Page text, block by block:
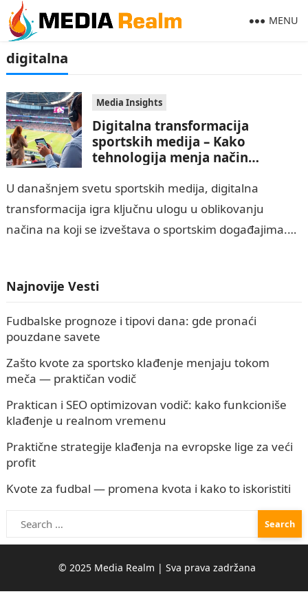
MENU
digitalna
Media Insights
Digitalna transformacija
sportskih medija – Kako
tehnologija menja način
U današnjem svetu sportskih medija, digitalna
transformacija igra ključnu ulogu u oblikovanju
načina na koji se izveštava o sportskim događajima.
Najnovije Vesti
Fudbalske prognoze i tipovi dana: gde pronaći
pouzdane savete
Zašto kvote za sportsko klađenje menjaju tokom
meča — praktičan vodič
Praktican i SEO optimizovan vodič: kako funkcioniše
klađenje u realnom vremenu
Praktične strategije klađenja na evropske lige za veći
profit
Kvote za fudbal — promena kvota i kako to iskoristiti
Search
for: